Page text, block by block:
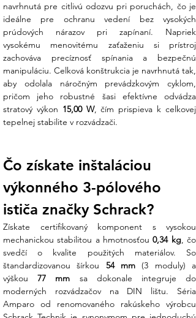
navrhnutá pre citlivú odozvu pri poruchách, čo je
ideálne pre ochranu vedení bez vysokých
prúdových nárazov pri zapínaní. Napriek
vysokému menovitému zaťaženiu si prístroj
zachováva precíznosť spínania a bezpečnú
manipuláciu. Celková konštrukcia je navrhnutá tak,
aby odolala náročným prevádzkovým cyklom,
pričom jeho robustné šasi efektívne odvádza
stratový výkon 15,00 W, čím prispieva k celkovej
tepelnej stabilite v rozvádzači.
Čo získate inštaláciou
výkonného 3-pólového
ističa značky Schrack?
Získate certifikovaný komponent s vysokou
mechanickou stabilitou a hmotnosťou 0,34 kg, čo
svedčí o kvalite použitých materiálov. So
štandardizovanou šírkou 54 mm (3 moduly) a
výškou 77 mm sa dokonale integruje do
moderných rozvádzačov na DIN lištu. Séria
Amparo od renomovaného rakúskeho výrobcu